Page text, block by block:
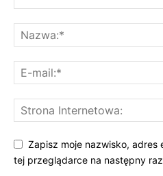
Zapisz moje nazwisko, adres
tej przeglądarce na następny